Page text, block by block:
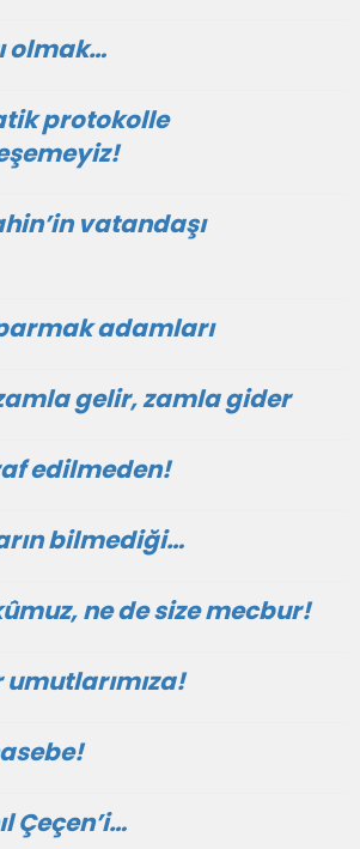
olmak…
protokolle
vatandaşı
adamları
gelir, zamla gider
edilmeden!
bilmediği…
ne de size mecbur!
Çeçen’i…